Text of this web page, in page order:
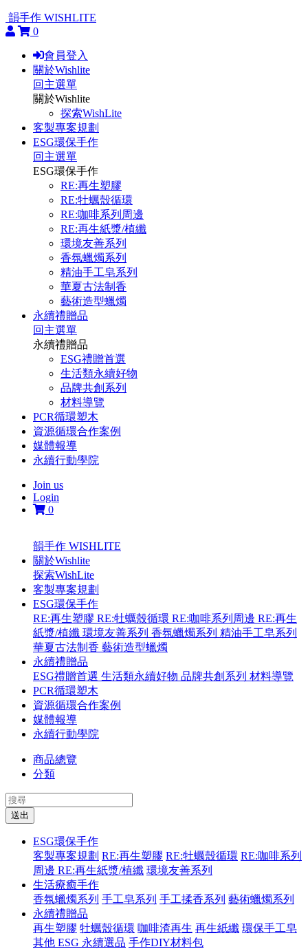
韻手作 WISHLITE
0
會員登入
關於Wishlite
回主選單
關於Wishlite
探索WishLite
客製專案規劃
ESG環保手作
回主選單
ESG環保手作
RE:再生塑膠
RE:牡蠣殼循環
RE:咖啡系列周邊
RE:再生紙漿/植纖
環境友善系列
香氛蠟燭系列
精油手工皂系列
華夏古法制香
藝術造型蠟燭
永續禮贈品
回主選單
永續禮贈品
ESG禮贈首選
生活類永續好物
品牌共創系列
材料導覽
PCR循環塑木
資源循環合作案例
媒體報導
永續行動學院
Join us
Login
0
韻手作 WISHLITE
關於Wishlite
探索WishLite
客製專案規劃
ESG環保手作
RE:再生塑膠 RE:牡蠣殼循環 RE:咖啡系列周邊 RE:再生
紙漿/植纖 環境友善系列 香氛蠟燭系列 精油手工皂系列
華夏古法制香 藝術造型蠟燭
永續禮贈品
ESG禮贈首選 生活類永續好物 品牌共創系列 材料導覽
PCR循環塑木
資源循環合作案例
媒體報導
永續行動學院
商品總覽
分類
送出
ESG環保手作
客製專案規劃 RE:再生塑膠 RE:牡蠣殼循環 RE:咖啡系列
周邊 RE:再生紙漿/植纖 環境友善系列
生活療癒手作
香氛蠟燭系列 手工皂系列 手工揉香系列 藝術蠟燭系列
永續禮贈品
再生塑膠 牡蠣殼循環 咖啡渣再生 再生紙纖 環保手工皂
其他 ESG 永續選品 手作DIY材料包